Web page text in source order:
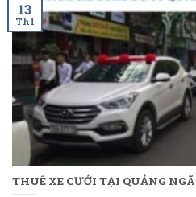
THUÊ XE CƯỚI TẠI QUẢNG
13
Th1